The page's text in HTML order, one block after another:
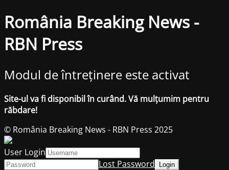
România Breaking News -
RBN Press
Modul de întreținere este activat
Site-ul va fi disponibil în curând. Vă mulțumim pentru
răbdare!
© România Breaking News - RBN Press 2025
User Login
Lost Password